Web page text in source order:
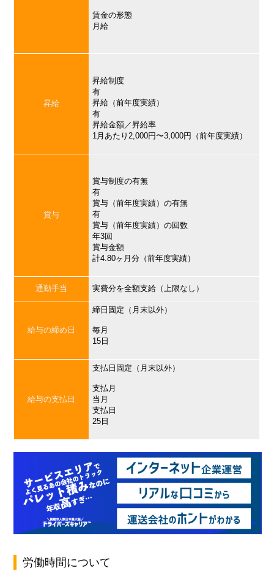
賃金の形態
月給
昇給
昇給制度
有
昇給（前年度実績）
有
昇給金額／昇給率
1月あたり2,000円〜3,000円（前年度実績）
賞与
賞与制度の有無
有
賞与（前年度実績）の有無
有
賞与（前年度実績）の回数
年3回
賞与金額
計4.80ヶ月分（前年度実績）
通勤手当 実費分を全額支給（上限なし）
給与の締め日
締日固定（月末以外）
毎月
15日
給与の支払日
支払日固定（月末以外）
支払月
当月
支払日
25日
労働時間について